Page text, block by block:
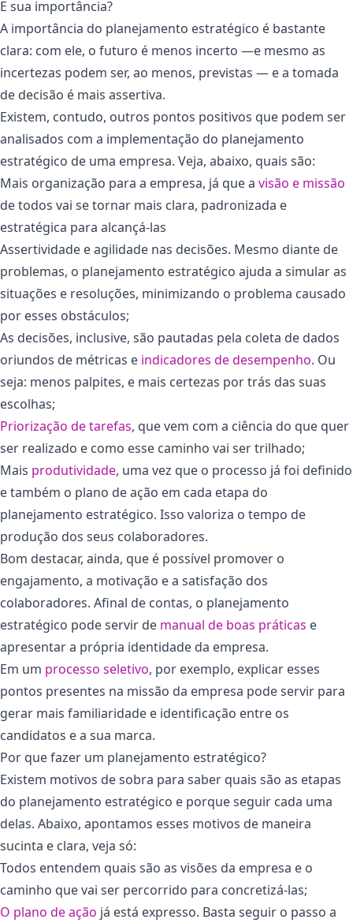
E sua importância?
A importância do planejamento estratégico é bastante
clara: com ele, o futuro é menos incerto —e mesmo as
incertezas podem ser, ao menos, previstas — e a tomada
de decisão é mais assertiva.
Existem, contudo, outros pontos positivos que podem ser
analisados com a implementação do planejamento
estratégico de uma empresa. Veja, abaixo, quais são:
Mais organização para a empresa, já que a visão e missão
de todos vai se tornar mais clara, padronizada e
estratégica para alcançá-las
Assertividade e agilidade nas decisões. Mesmo diante de
problemas, o planejamento estratégico ajuda a simular as
situações e resoluções, minimizando o problema causado
por esses obstáculos;
As decisões, inclusive, são pautadas pela coleta de dados
oriundos de métricas e indicadores de desempenho. Ou
seja: menos palpites, e mais certezas por trás das suas
escolhas;
Priorização de tarefas, que vem com a ciência do que quer
ser realizado e como esse caminho vai ser trilhado;
Mais produtividade, uma vez que o processo já foi definido
e também o plano de ação em cada etapa do
planejamento estratégico. Isso valoriza o tempo de
produção dos seus colaboradores.
Bom destacar, ainda, que é possível promover o
engajamento, a motivação e a satisfação dos
colaboradores. Afinal de contas, o planejamento
estratégico pode servir de manual de boas práticas e
apresentar a própria identidade da empresa.
Em um processo seletivo, por exemplo, explicar esses
pontos presentes na missão da empresa pode servir para
gerar mais familiaridade e identificação entre os
candidatos e a sua marca.
Por que fazer um planejamento estratégico?
Existem motivos de sobra para saber quais são as etapas
do planejamento estratégico e porque seguir cada uma
delas. Abaixo, apontamos esses motivos de maneira
sucinta e clara, veja só:
Todos entendem quais são as visões da empresa e o
caminho que vai ser percorrido para concretizá-las;
O plano de ação já está expresso. Basta seguir o passo a